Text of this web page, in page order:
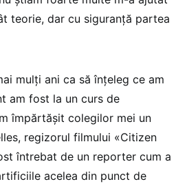
teorie, dar cu siguranță partea
mulți ani ca să înțeleg ce am
am fost la un curs de
împărtășit colegilor mei un
regizorul filmului «Citizen
întrebat de un reporter cum a
acelea din punct de